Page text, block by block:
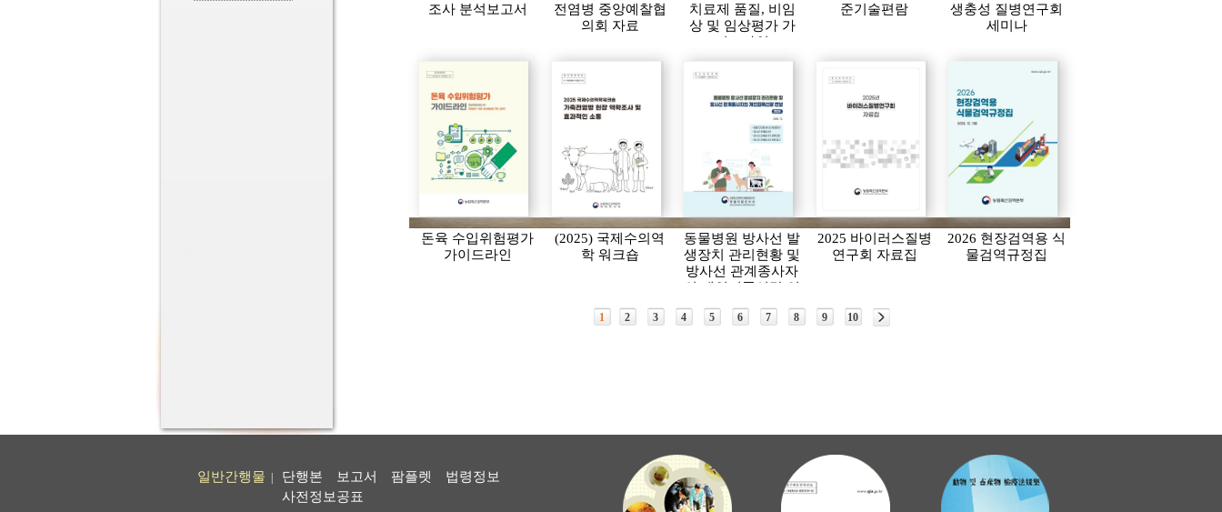
조사 분석보고서
전염병 중앙예찰협
의회 자료
치료제 품질, 비임
상 및 임상평가 가
이드라인
준기술편람
생충성 질병연구회
세미나
돈육 수입위험평가
가이드라인
(2025) 국제수의역
학 워크숍
동물병원 방사선 발
생장치 관리현황 및
방사선 관계종사자
의 개인피폭선량 연
2025 바이러스질병
연구회 자료집
2026 현장검역용 식
물검역규정집
1 2 3 4 5 6 7 8 9 10
일반간행물 단행본 보고서 팜플렛
법령정보
사전정보공표